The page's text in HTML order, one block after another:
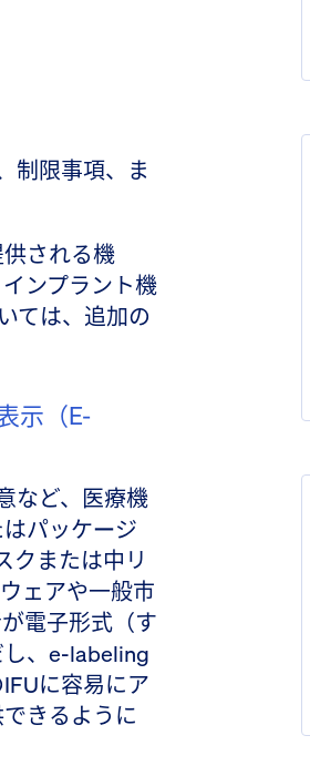
制限事項、ま
される機
ンプラント機
ては、追加の
示（e-
など、医療機
パッケージ
クまたは中リ
ェアや一般市
電子形式（す
、e-labeling
に容易にア
きるように